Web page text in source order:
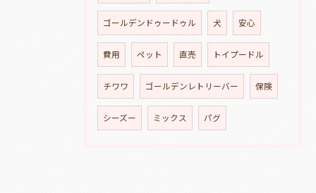
ゴールデンドゥードゥル 犬 安心
費用 ペット 直売 トイプードル
チワワ ゴールデンレトリーバー 保険
シーズー ミックス パグ